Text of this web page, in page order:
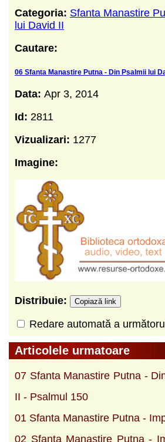
Categoria: Sfanta Manastire
lui David II
Cautare:
06 Sfanta Manastire Putna - Din Psalmii lui
Data: Apr 3, 2014
Id: 2811
Vizualizari: 1277
Imagine:
Distribuie: Copiază link
Redare automată a
Articolele urmatoare
07 Sfanta Manastire Putna -
II - Psalmul 150
01 Sfanta Manastire Putna -
02 Sfanta Manastire Putna -